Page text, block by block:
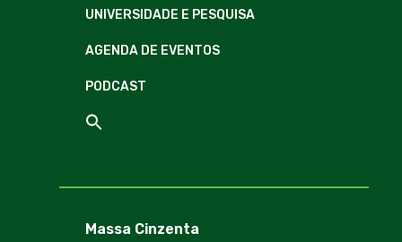
UNIVERSIDADE E PESQUISA
AGENDA DE EVENTOS
PODCAST
Massa Cinzenta